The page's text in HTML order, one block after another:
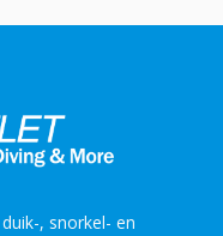
, snorkel- en